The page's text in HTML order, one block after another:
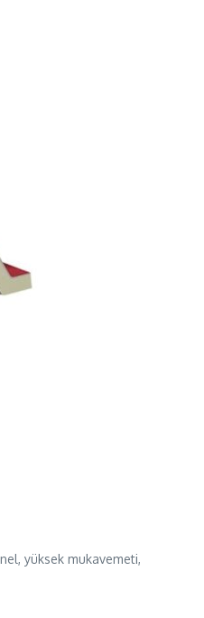
yüksek mukavemeti,